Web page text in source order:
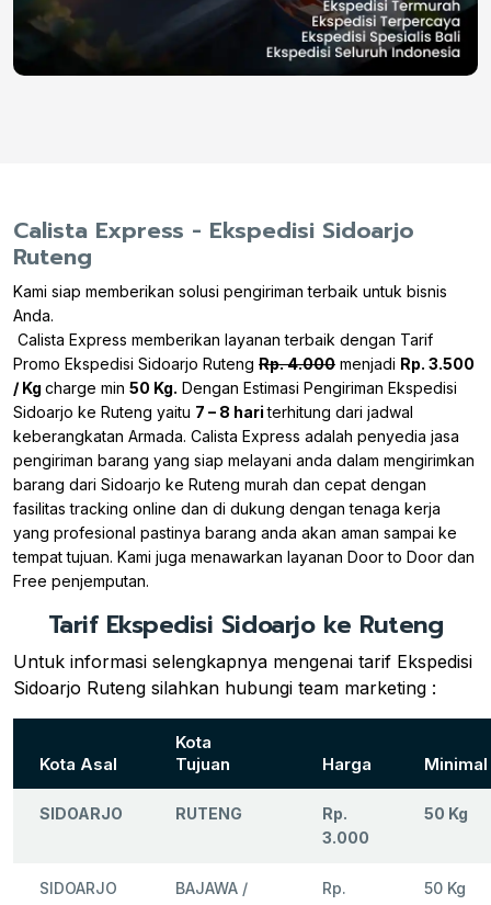
Calista Express - Ekspedisi Sidoarjo
Ruteng
Kami siap memberikan solusi pengiriman terbaik untuk bisnis
Anda.
Calista Express memberikan layanan terbaik dengan Tarif
Promo Ekspedisi Sidoarjo Ruteng Rp. 4.000 menjadi Rp. 3.500
/ Kg charge min 50 Kg. Dengan Estimasi Pengiriman Ekspedisi
Sidoarjo ke Ruteng yaitu 7 – 8 hariterhitung dari jadwal
keberangkatan Armada. Calista Express adalah penyedia jasa
pengiriman barang yang siap melayani anda dalam mengirimkan
barang dari Sidoarjo ke Ruteng murah dan cepat dengan
fasilitas tracking online dan di dukung dengan tenaga kerja
yang profesional pastinya barang anda akan aman sampai ke
tempat tujuan. Kami juga menawarkan layanan Door to Door dan
Free penjemputan.
Tarif Ekspedisi Sidoarjo ke Ruteng
Untuk informasi selengkapnya mengenai tarif Ekspedisi
Sidoarjo Ruteng silahkan hubungi team marketing :
Kota Asal
Kota
Tujuan
Harga Minimal
SIDOARJO RUTENG
Rp.
3.000
50 Kg
SIDOARJO
BAJAWA /
Rp.
50 Kg